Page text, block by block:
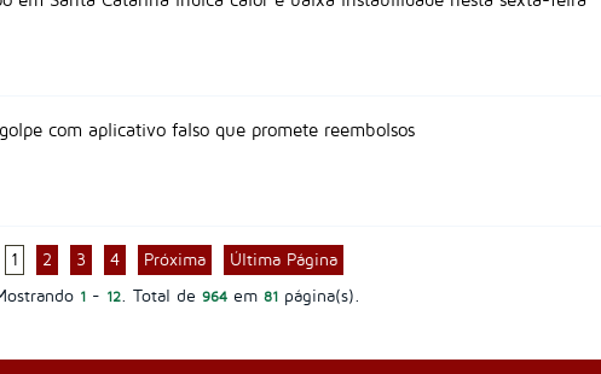
com aplicativo falso que promete reembolsos
1 2 3 4 Próxima
Última Página
1- 12. Total de 964em 81página(s).